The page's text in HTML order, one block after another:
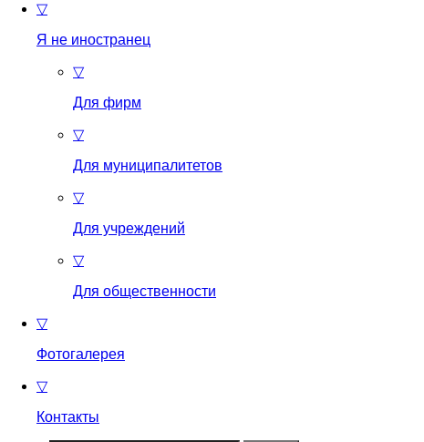
▽
Я не иностранец
▽
Для фирм
▽
Для муниципалитетов
▽
Для учреждений
▽
Для общественности
▽
Фотогалерея
▽
Контакты